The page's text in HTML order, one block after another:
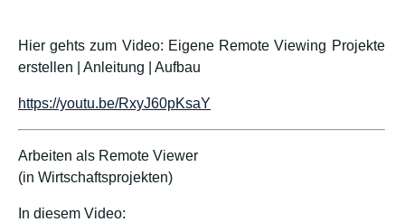
Hier gehts zum Video: Eigene Remote Viewing Projekte
erstellen | Anleitung | Aufbau
https://youtu.be/RxyJ60pKsaY
Arbeiten als Remote Viewer
(in Wirtschaftsprojekten)
In diesem Video: